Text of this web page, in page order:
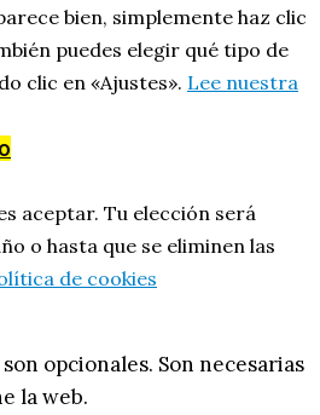
bien, simplemente haz clic
puedes elegir qué tipo de
clic en «Ajustes». Lee nuestra
aceptar. Tu elección será
o hasta que se eliminen las
de cookies
opcionales. Son necesarias
la web.